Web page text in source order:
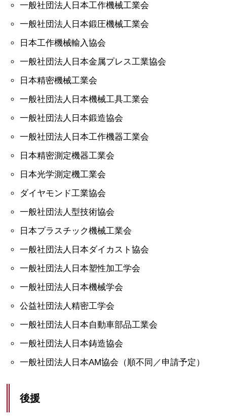
一般社団法人日本工作機械工業会
一般社団法人日本鍛圧機械工業会
日本工作機械輸入協会
一般社団法人日本金属プレス工業協会
日本精密機械工業会
一般社団法人日本機械工具工業会
一般社団法人日本鍛造協会
一般社団法人日本工作機器工業会
日本精密測定機器工業会
日本光学測定機工業会
ダイヤモンド工業協会
一般社団法人型技術協会
日本プラスチック機械工業会
一般社団法人日本ダイカスト協会
一般社団法人日本塑性加工学会
一般社団法人日本機械学会
公益社団法人精密工学会
一般社団法人日本自動車部品工業会
一般社団法人日本鋳造協会
一般社団法人日本AM協会（順不同／申請予定）
後援